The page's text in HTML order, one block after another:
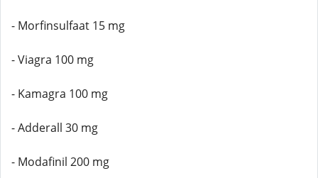
- Morfinsulfaat 15 mg
- Viagra 100 mg
- Kamagra 100 mg
- Adderall 30 mg
- Modafinil 200 mg